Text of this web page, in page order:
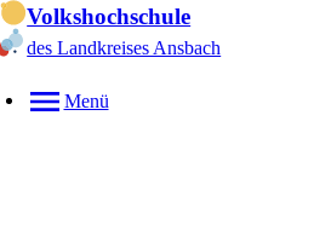
Volkshochschule
des Landkreises Ansbach
Menü